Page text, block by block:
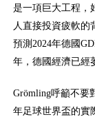
是一項巨大工程，
人直接投資疲軟的
預測2024年德國
年，德國經濟已經
Grömling呼籲不要
年足球世界盃的實